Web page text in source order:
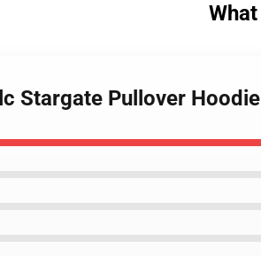
Stargate Pullover Hoodie